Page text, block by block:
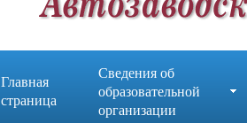
Главная
страница
Сведения об
образовательной
организации